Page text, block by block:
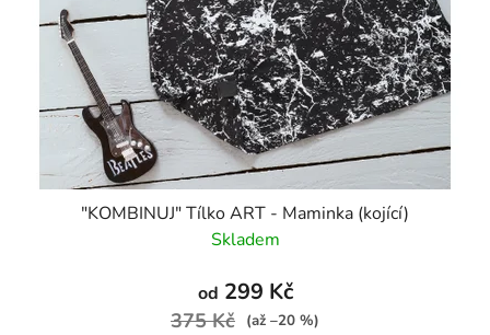
"KOMBINUJ" Tílko ART - Maminka (kojící)
Skladem
od 299 Kč
375 Kč (až –20 %)